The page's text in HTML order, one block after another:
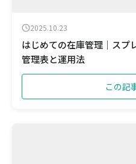
2025.10.23
はじめての在庫管理｜スプ
管理表と運用法
この記